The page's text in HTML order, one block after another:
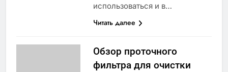
использоваться и в…
Читать далее
Обзор проточного
фильтра для очистки